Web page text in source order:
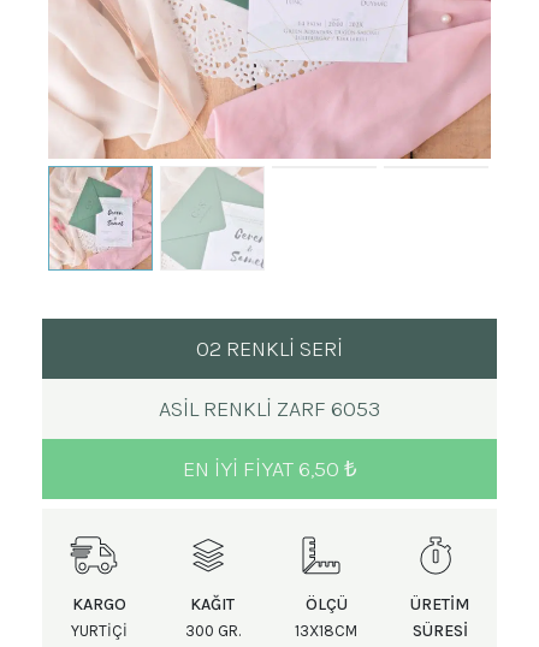
02 RENKLİ SERİ
ASIL RENKLI ZARF 6053
EN IYI FIYAT 6,50 ₺
KARGO
YURTIÇI
KAĞIT
300 GR.
ÖLÇÜ
13X18CM
ÜRETIM
SÜRESI